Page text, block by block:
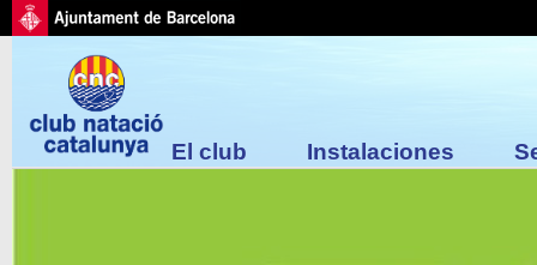
El club Instalaciones